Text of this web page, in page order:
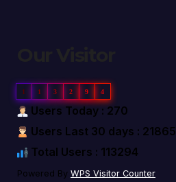
1 1 3 2 9 4
Users Today : 270
Users Last 30 days : 21865
Total Users : 113294
Powered By WPS Visitor Counter